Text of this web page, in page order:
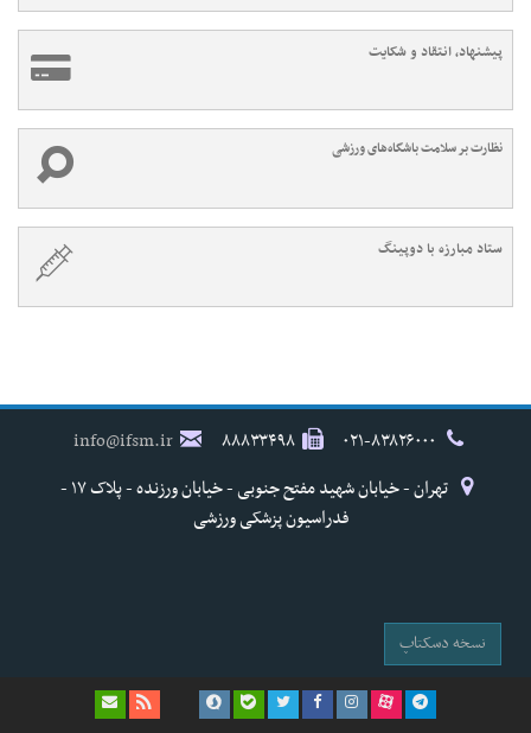
پیشنهاد، انتقاد و شکایت
نظارت بر سلامت باشگاه‌های ورزشی
ستاد مبارزه با دوپینگ
۸۸۸۳۳۴۹۸
info@ifsm.ir
تهران - خیابان شهید مفتح جنوبی - خیابان ورزنده - پلاک ۱۷ -
فدراسیون پزشکی ورزشی
نسخه دسکتاپ